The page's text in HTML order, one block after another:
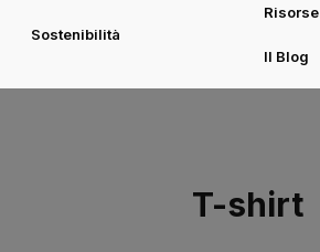
Sostenibilità
Risorse
Il Blog
T-shirt